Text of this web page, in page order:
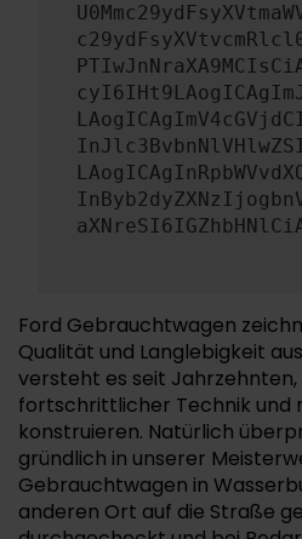
Ford Gebrauchtwagen
Qualität und Langlebigkeit
versteht es seit Jahrzehnten,
fortschrittlicher Technik und
konstruieren. Natürlich
gründlich in unserer
Gebrauchtwagen in
anderen Ort auf die Straße